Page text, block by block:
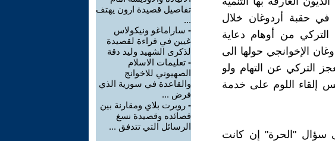
في حقبة أردوغان خلال
من أوهام دعاية
الإخوانجي حولها الى
التركي عن التهام ولو
إلقاء اللوم على خدمة
سؤال "الحرة" إن كانت
تفاصيل قصيدة ارون يهتف
...
- ساراماغو ونيكولاس
غيين في قراءة لقصيدة
لذكرى الشهيد وليد دقة
- تعليمات الاسلام
الصهيوني للاخوانج
والقاعدة في سورية الذي
فرض ...
- روبرت بلاي ومقارنة بين
قصائده وقصيدة نسغ
الرسائل التي تتدفق ...